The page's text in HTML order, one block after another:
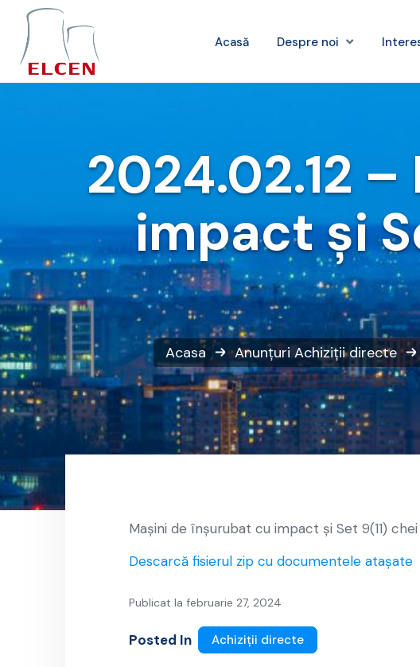
Acasă Despre noi
2024.02.12
impact și
Acasa Anunțuri Achiziții directe
Mașini de înșurubat cu impact și Set 9(11)
Descarcă fisierul zip cu documentele atașate
Publicat la februarie 27, 2024
Posted In Achiziții directe